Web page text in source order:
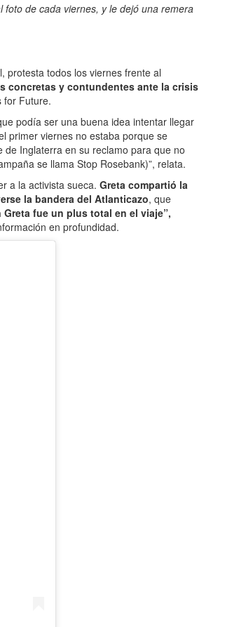
de cada viernes, y le dejó una remera
protesta todos los viernes frente al
concretas y contundentes ante la crisis
for Future.
podía ser una buena idea intentar llegar
primer viernes no estaba porque se
Inglaterra en su reclamo para que no
se llama Stop Rosebank)”, relata.
a la activista sueca. Greta compartió la
la bandera del Atlanticazo, que
Greta fue un plus total en el viaje”,
en profundidad.